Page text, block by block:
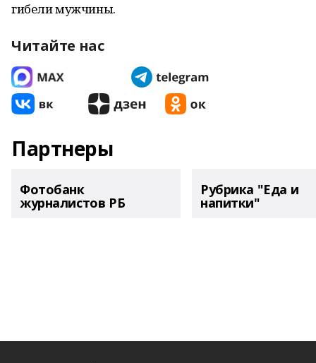
гибели мужчины.
Читайте нас
Партнеры
Фотобанк
журналистов РБ
Рубрика "Еда и
напитки"